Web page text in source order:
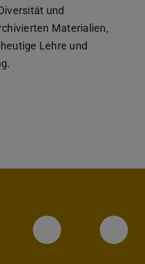
und
Materialien,
Lehre und
desProfil des
Facebook-